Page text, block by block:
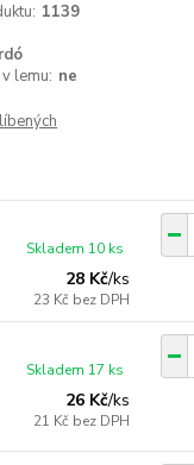
1139
lemu: ne
28 Kč/ks
23 Kč bez DPH
Skladem 10 ks
26 Kč/ks
21 Kč bez DPH
Skladem 17 ks